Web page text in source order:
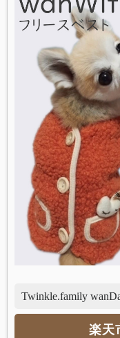
Twinkle.family
楽天